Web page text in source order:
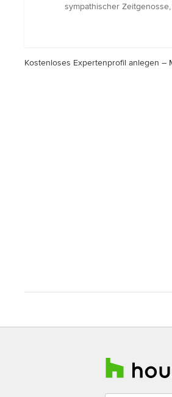
5
sympathischer
Kostenloses Expertenprofil anlegen –